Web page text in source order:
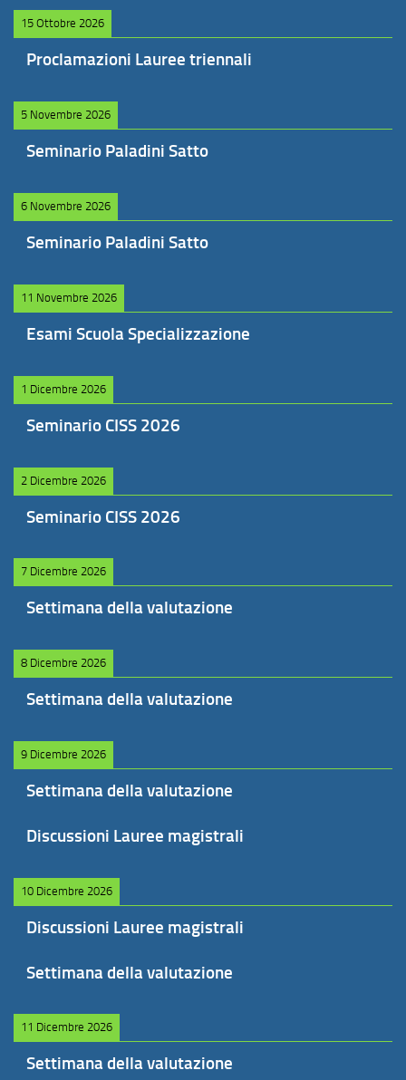
15 Ottobre 2026
Proclamazioni Lauree triennali
5 Novembre 2026
Seminario Paladini Satto
6 Novembre 2026
Seminario Paladini Satto
11 Novembre 2026
Esami Scuola Specializzazione
1 Dicembre 2026
Seminario CISS 2026
2 Dicembre 2026
Seminario CISS 2026
7 Dicembre 2026
Settimana della valutazione
8 Dicembre 2026
Settimana della valutazione
9 Dicembre 2026
Settimana della valutazione
Discussioni Lauree magistrali
10 Dicembre 2026
Discussioni Lauree magistrali
Settimana della valutazione
11 Dicembre 2026
Settimana della valutazione